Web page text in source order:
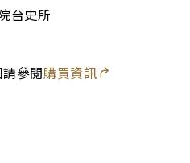
台史所
參閱購買資訊